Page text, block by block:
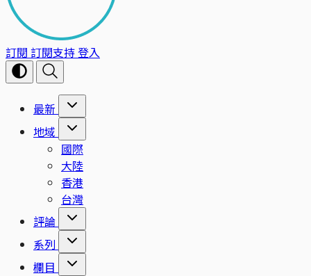
訂閱 訂閱支持登入
最新
地域
國際
大陸
香港
台灣
評論
系列
欄目